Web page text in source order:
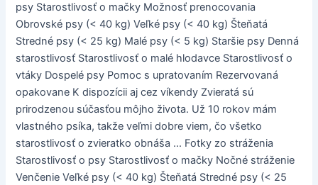
psy Starostlivosť o mačky Možnosť prenocovania
Obrovské psy (< 40 kg) Veľké psy (< 40 kg) Šteňatá
Stredné psy (< 25 kg) Malé psy (< 5 kg) Staršie psy Denná
starostlivosť Starostlivosť o malé hlodavce Starostlivosť o
vtáky Dospelé psy Pomoc s upratovaním Rezervovaná
opakovane K dispozícii aj cez víkendy Zvieratá sú
prirodzenou súčasťou môjho života. Už 10 rokov mám
vlastného psíka, takže veľmi dobre viem, čo všetko
starostlivosť o zvieratko obnáša ... Fotky zo stráženia
Starostlivosť o psy Starostlivosť o mačky Nočné stráženie
Venčenie Veľké psy (< 40 kg) Šteňatá Stredné psy (< 25